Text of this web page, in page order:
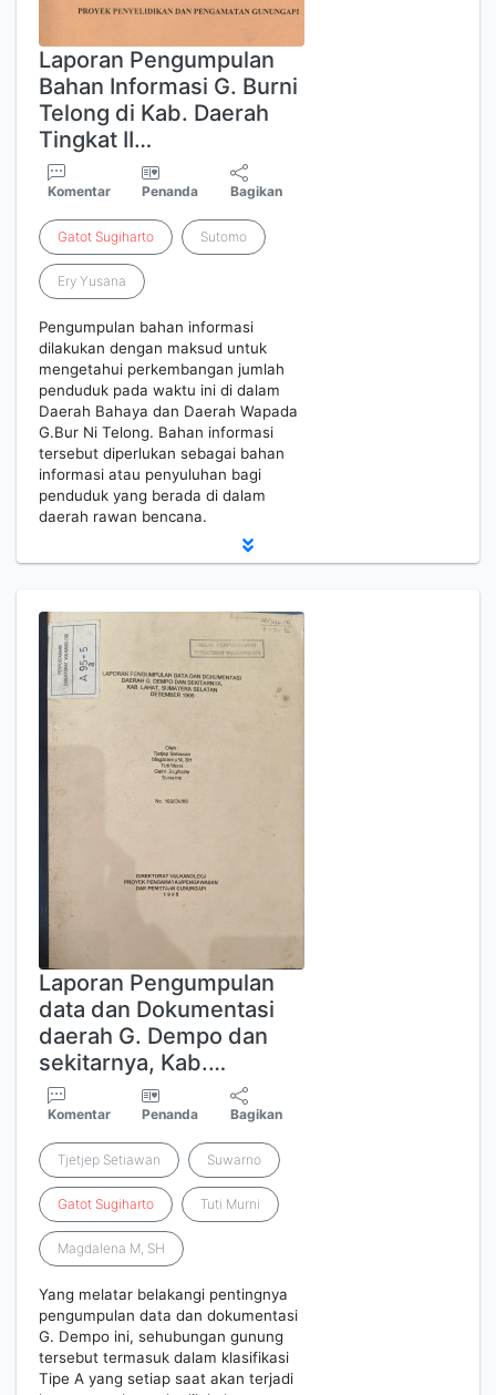
Laporan Pengumpulan
Bahan Informasi G. Burni
Telong di Kab. Daerah
Tingkat II…
Komentar Penanda Bagikan
Gatot Sugiharto Sutomo
Ery Yusana
Pengumpulan bahan informasi
dilakukan dengan maksud untuk
mengetahui perkembangan jumlah
penduduk pada waktu ini di dalam
Daerah Bahaya dan Daerah Wapada
G.Bur Ni Telong. Bahan informasi
tersebut diperlukan sebagai bahan
informasi atau penyuluhan bagi
penduduk yang berada di dalam
daerah rawan bencana.
Laporan Pengumpulan
data dan Dokumentasi
daerah G. Dempo dan
sekitarnya, Kab.…
Komentar Penanda Bagikan
Tjetjep Setiawan Suwarno
Gatot Sugiharto Tuti Murni
Magdalena M, SH
Yang melatar belakangi pentingnya
pengumpulan data dan dokumentasi
G. Dempo ini, sehubungan gunung
tersebut termasuk dalam klasifikasi
Tipe A yang setiap saat akan terjadi